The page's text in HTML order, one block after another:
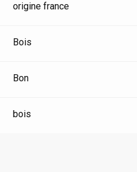
origine france
Bois
Bon
bois